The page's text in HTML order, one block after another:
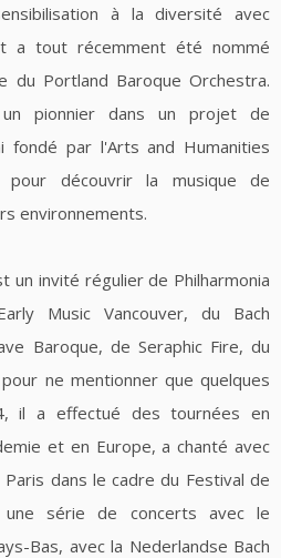
à la diversité avec
a tout récemment été nommé
du Portland Baroque Orchestra.
pionnier dans un projet de
fondé par l'Arts and Humanities
pour découvrir la musique de
environnements.
un invité régulier de Philharmonia
Music Vancouver, du Bach
Baroque, de Seraphic Fire, du
ne mentionner que quelques
il a effectué des tournées en
et en Europe, a chanté avec
dans le cadre du Festival de
une série de concerts avec le
Bas, avec la Nederlandse Bach